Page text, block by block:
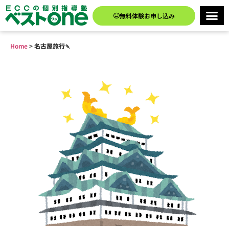
無料体験お申し込み
Home>名古屋旅行🍡